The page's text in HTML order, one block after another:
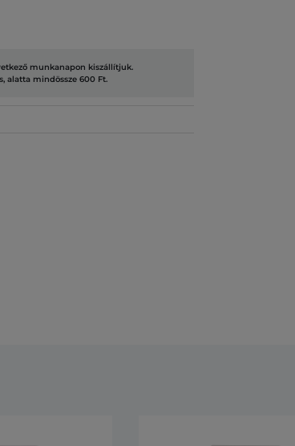
munkanapon kiszállítjuk.
alatta mindössze 600 Ft.